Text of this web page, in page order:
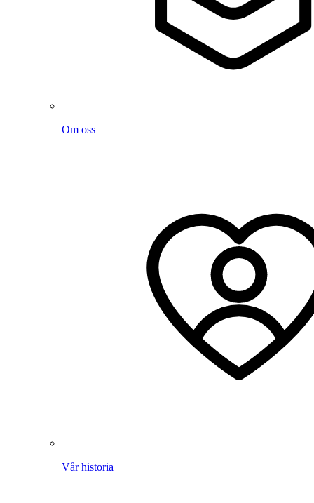
Om oss
Vår historia